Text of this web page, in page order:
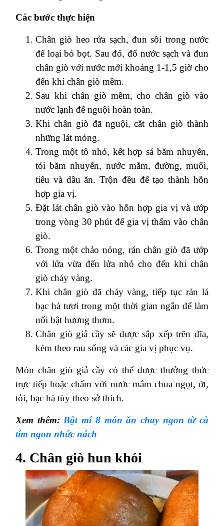
Các bước thực hiện
Chân giò heo rửa sạch, đun sôi trong nước
để loại bỏ bọt. Sau đó, đổ nước sạch và đun
chân giò với nước mới khoảng 1-1,5 giờ cho
đến khi chân giò mềm.
Sau khi chân giò mềm, cho chân giò vào
nước lạnh để nguội hoàn toàn.
Khi chân giò đã nguội, cắt chân giò thành
những lát mỏng.
Trong một tô nhỏ, kết hợp sả băm nhuyễn,
tỏi băm nhuyễn, nước mắm, đường, muối,
tiêu và dầu ăn. Trộn đều để tạo thành hỗn
hợp gia vị.
Đặt lát chân giò vào hỗn hợp gia vị và ướp
trong vòng 30 phút để gia vị thấm vào chân
giò.
Trong một chảo nóng, rán chân giò đã ướp
với lửa vừa đến lửa nhỏ cho đến khi chân
giò cháy vàng.
Khi chân giò đã cháy vàng, tiếp tục rán lá
bạc hà tươi trong một thời gian ngắn để làm
nổi bật hương thơm.
Chân giò giả cầy sẽ được sắp xếp trên đĩa,
kèm theo rau sống và các gia vị phục vụ.
Món chân giò giả cầy có thể được thưởng thức
trực tiếp hoặc chấm với nước mắm chua ngọt, ớt,
tỏi, bạc hà tùy theo sở thích.
Xem thêm: Bật mí 8 món ăn chay ngon từ cà
tím ngon nhức nách
4. Chân giò hun khói